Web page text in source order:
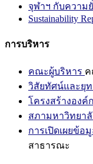
จุฬาฯ กับความ
Sustainability
การบริหาร
คณะผู้บริหาร ค
วิสัยทัศน์และยุ
โครงสร้างองค์
สภามหาวิทยาลั
การเปิดเผยข้อ
สาธารณะ